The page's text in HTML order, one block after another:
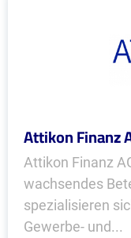
Attikon Finanz
Attikon Finanz
wachsendes
spezialisieren
Gewerbe- und...